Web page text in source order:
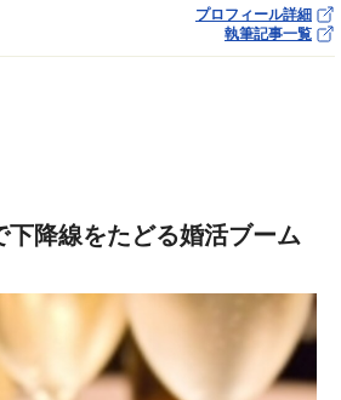
プロフィール詳細
執筆記事一覧
下降線をたどる婚活ブーム